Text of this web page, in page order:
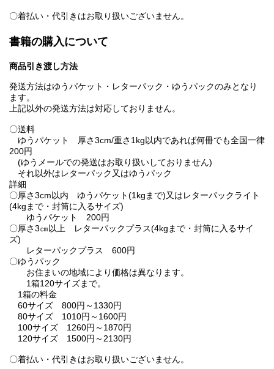
〇着払い・代引きはお取り扱いございません。
書籍の購入について
商品引き渡し方法
発送方法はゆうパケット・レターパック・ゆうパックのみとなり
ます。
上記以外の発送方法は対応しておりません。
〇送料
ゆうパケット 厚さ3cm/重さ1kg以内であれば何冊でも全国一律
200円
(ゆうメールでの発送はお取り扱いしておりません)
それ以外はレターパック又はゆうパック
詳細
〇厚さ3cm以内 ゆうパケット(1kgまで)又はレターパックライト
(4kgまで・封筒に入るサイズ)
ゆうパケット 200円
〇厚さ3㎝以上 レターパックプラス(4kgまで・封筒に入るサイ
ズ)
レターパックプラス 600円
〇ゆうパック
お住まいの地域により価格は異なります。
1箱120サイズまで。
1箱の料金
60サイズ 800円～1330円
80サイズ 1010円～1600円
100サイズ 1260円～1870円
120サイズ 1500円～2130円
〇着払い・代引きはお取り扱いございません。